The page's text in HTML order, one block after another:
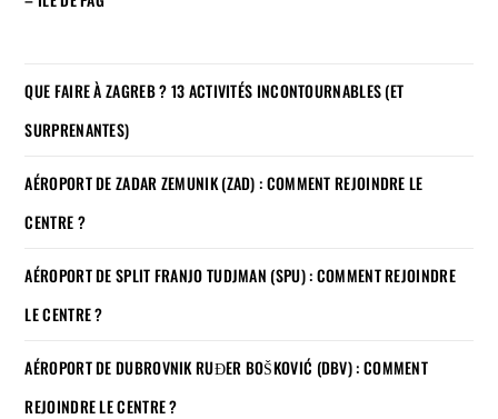
QUE FAIRE À ZAGREB ? 13 ACTIVITÉS INCONTOURNABLES (ET
SURPRENANTES)
AÉROPORT DE ZADAR ZEMUNIK (ZAD) : COMMENT REJOINDRE LE
CENTRE ?
AÉROPORT DE SPLIT FRANJO TUDJMAN (SPU) : COMMENT REJOINDRE
LE CENTRE ?
AÉROPORT DE DUBROVNIK RUĐER BOŠKOVIĆ (DBV) : COMMENT
REJOINDRE LE CENTRE ?